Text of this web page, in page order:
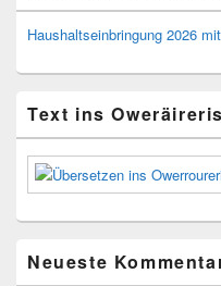
Haushaltseinbringung 2026
Text ins
Neueste